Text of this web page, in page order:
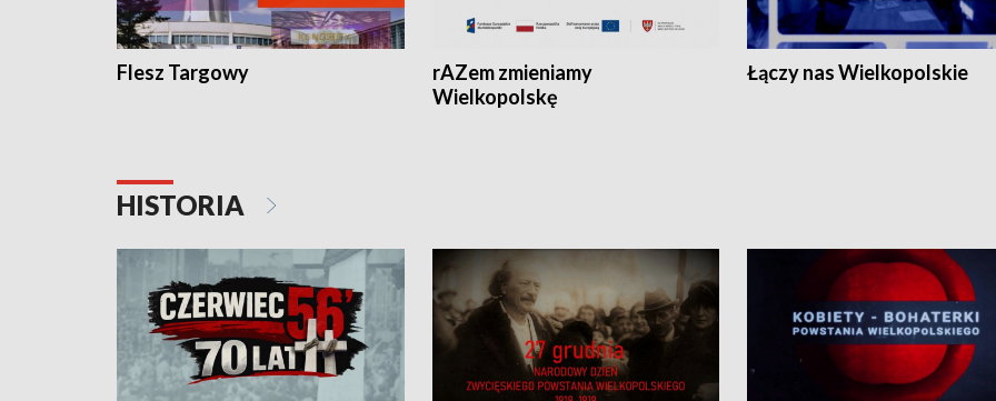
Flesz Targowy
rAZem zmieniamy
Wielkopolskę
Łączy nas Wielkopolskie
HISTORIA